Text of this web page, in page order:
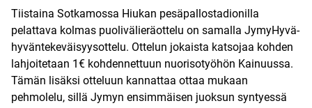
Tiistaina Sotkamossa Hiukan pesäpallostadionilla
pelattava kolmas puolivälieräottelu on samalla JymyHyvä-
hyväntekeväisyysottelu. Ottelun jokaista katsojaa kohden
lahjoitetaan 1€ kohdennettuun nuorisotyöhön Kainuussa.
Tämän lisäksi otteluun kannattaa ottaa mukaan
pehmolelu, sillä Jymyn ensimmäisen juoksun syntyessä